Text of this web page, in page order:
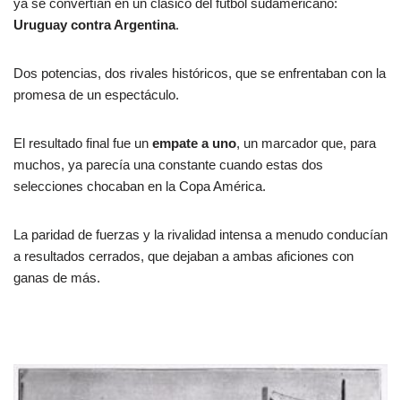
ya se convertían en un clásico del fútbol sudamericano:
Uruguay contra Argentina.
Dos potencias, dos rivales históricos, que se enfrentaban con la
promesa de un espectáculo.
El resultado final fue un empate a uno, un marcador que, para
muchos, ya parecía una constante cuando estas dos
selecciones chocaban en la Copa América.
La paridad de fuerzas y la rivalidad intensa a menudo conducían
a resultados cerrados, que dejaban a ambas aficiones con
ganas de más.